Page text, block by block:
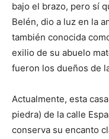
bajo el brazo, pero sí
Belén, dio a luz en la
también conocida
exilio de su abuelo
fueron los dueños de
Actualmente, esta
piedra) de la calle
conserva su encanto